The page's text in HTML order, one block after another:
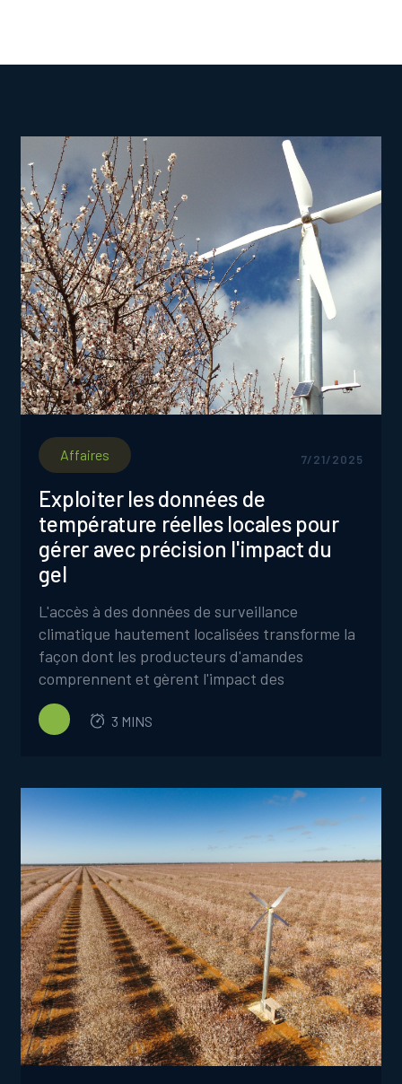
Affaires 7/21/2025
Exploiter les données de
température réelles locales pour
gérer avec précision l'impact du
gel
L'accès à des données de surveillance
climatique hautement localisées transforme la
façon dont les producteurs d'amandes
comprennent et gèrent l'impact des
phénomènes météorologiques violents, en
particulier le gel. Les données recueillies
Frost fournissent des informations sans
précédent sur les gelées, permettant aux
producteurs d'évaluer l'ampleur des gelées et
leurs effets sur des sections spécifiques d'un
verger.
3 MINS